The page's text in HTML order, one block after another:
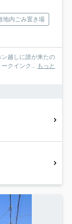
地内ごみ置き場
越しに誰が来たの
クインク...
もっと